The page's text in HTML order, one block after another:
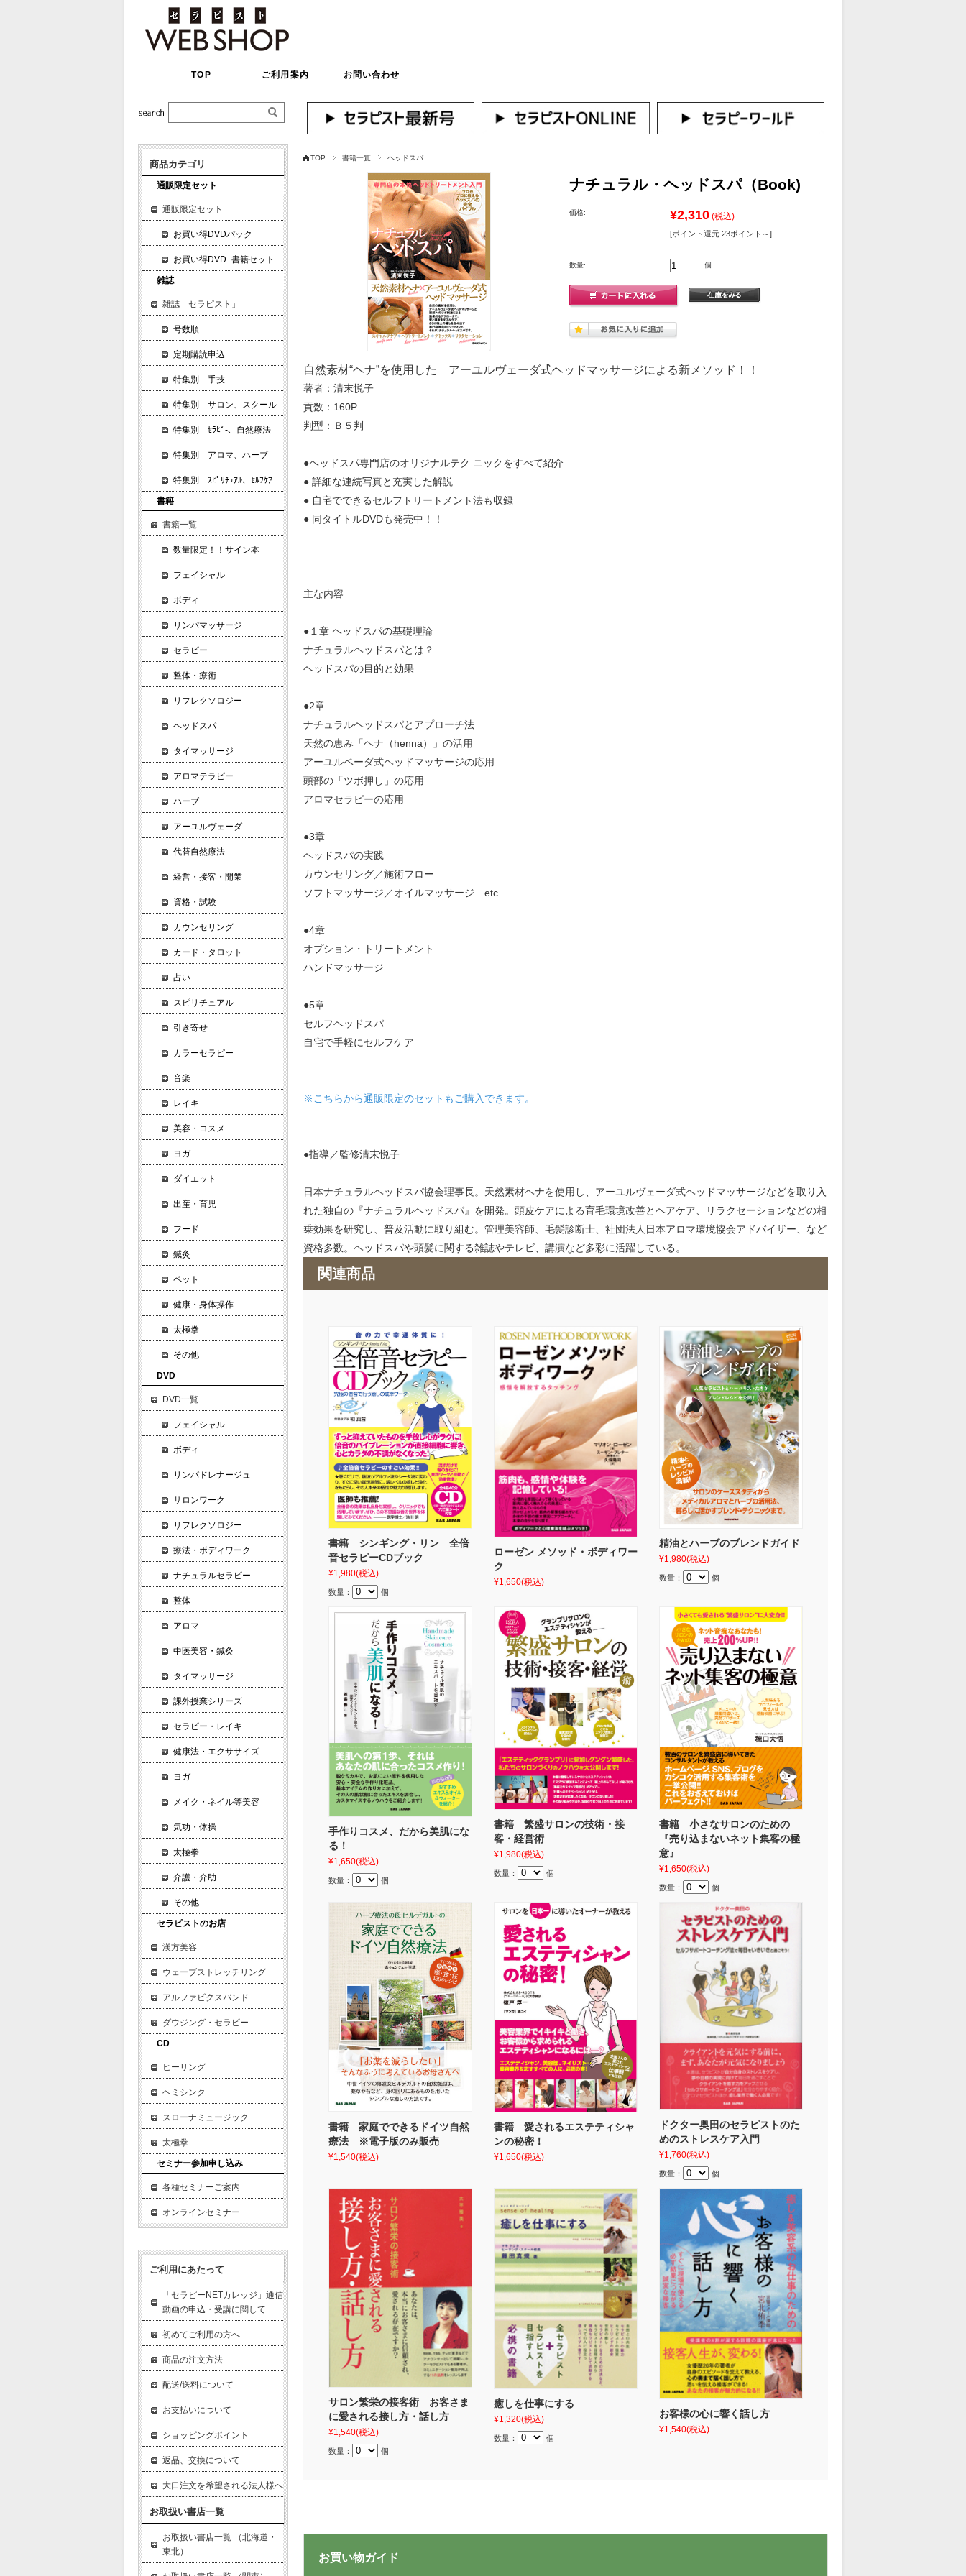
TOP ご利用案内 お問い合わせ
TOP 書籍一覧 ヘッドスパ
ナチュラル・ヘッドスパ（Book)
価格: ¥2,310 (税込)
[ポイント還元 23ポイント～]
数量: 個
自然素材“ヘナ”を使用した アーユルヴェーダ式ヘッドマッサージによる新メソッド！！
著者：清末悦子
貢数：160P
判型：Ｂ５判
●ヘッドスパ専門店のオリジナルテク ニックをすべて紹介
● 詳細な連続写真と充実した解説
● 自宅でできるセルフトリートメント法も収録
● 同タイトルDVDも発売中！！
主な内容
●１章 ヘッドスパの基礎理論
ナチュラルヘッドスパとは？
ヘッドスパの目的と効果
●2章
ナチュラルヘッドスパとアプローチ法
天然の恵み「ヘナ（henna）」の活用
アーユルベーダ式ヘッドマッサージの応用
頭部の「ツボ押し」の応用
アロマセラピーの応用
●3章
ヘッドスパの実践
カウンセリング／施術フロー
ソフトマッサージ／オイルマッサージ etc.
●4章
オプション・トリートメント
ハンドマッサージ
●5章
セルフヘッドスパ
自宅で手軽にセルフケア
※こちらから通販限定のセットもご購入できます。
●指導／監修清末悦子
日本ナチュラルヘッドスパ協会理事長。天然素材ヘナを使用し、アーユルヴェーダ式ヘッドマッサージなどを取り入
れた独自の『ナチュラルヘッドスパ』を開発。頭皮ケアによる育毛環境改善とヘアケア、リラクセーションなどの相
乗効果を研究し、普及活動に取り組む。管理美容師、毛髪診断士、社団法人日本アロマ環境協会アドバイザー、など
資格多数。ヘッドスパや頭髪に関する雑誌やテレビ、講演など多彩に活躍している。
関連商品
書籍 シンギング・リン 全倍
音セラピーCDブック
¥1,980(税込)
数量： 個
ローゼン メソッド・ボディワー
ク
¥1,650(税込)
精油とハーブのブレンドガイド
¥1,980(税込)
数量： 個
手作りコスメ、だから美肌にな
る！
¥1,650(税込)
数量： 個
書籍 繁盛サロンの技術・接
客・経営術
¥1,980(税込)
数量： 個
書籍 小さなサロンのための
『売り込まないネット集客の極
意』
¥1,650(税込)
数量： 個
書籍 家庭でできるドイツ自然
療法 ※電子版のみ販売
¥1,540(税込)
書籍 愛されるエステティシャ
ンの秘密！
¥1,650(税込)
ドクター奥田のセラピストのた
めのストレスケア入門
¥1,760(税込)
数量： 個
サロン繁栄の接客術 お客さま
に愛される接し方・話し方
¥1,540(税込)
数量： 個
癒しを仕事にする
¥1,320(税込)
数量： 個
お客様の心に響く話し方
¥1,540(税込)
お買い物ガイド
商品カテゴリ
通販限定セット
通販限定セット
お買い得DVDパック
お買い得DVD+書籍セット
雑誌
雑誌「セラピスト」
号数順
定期購読申込
特集別 手技
特集別 サロン、スクール
特集別 ｾﾗﾋﾟ-、自然療法
特集別 アロマ、ハーブ
特集別 ｽﾋﾟﾘﾁｭｱﾙ、ｾﾙﾌｹｱ
書籍
書籍一覧
数量限定！！サイン本
フェイシャル
ボディ
リンパマッサージ
セラピー
整体・療術
リフレクソロジー
ヘッドスパ
タイマッサージ
アロマテラピー
ハーブ
アーユルヴェーダ
代替自然療法
経営・接客・開業
資格・試験
カウンセリング
カード・タロット
占い
スピリチュアル
引き寄せ
カラーセラピー
音楽
レイキ
美容・コスメ
ヨガ
ダイエット
出産・育児
フード
鍼灸
ペット
健康・身体操作
太極拳
その他
DVD
DVD一覧
フェイシャル
ボディ
リンパドレナージュ
サロンワーク
リフレクソロジー
療法・ボディワーク
ナチュラルセラピー
整体
アロマ
中医美容・鍼灸
タイマッサージ
課外授業シリーズ
セラピー・レイキ
健康法・エクササイズ
ヨガ
メイク・ネイル等美容
気功・体操
太極拳
介護・介助
その他
セラピストのお店
漢方美容
ウェーブストレッチリング
アルファビクスバンド
ダウジング・セラピー
CD
ヒーリング
ヘミシンク
スローナミュージック
太極拳
セミナー参加申し込み
各種セミナーご案内
オンラインセミナー
ご利用にあたって
「セラピーNETカレッジ」通信
動画の申込・受講に関して
初めてご利用の方へ
商品の注文方法
配送/送料について
お支払いについて
ショッピングポイント
返品、交換について
大口注文を希望される法人様へ
お取扱い書店一覧
お取扱い書店一覧 （北海道・
東北）